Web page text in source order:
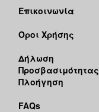
Επικοινωνία
Όροι Χρήσης
Δήλωση
Προσβασιμότητας
Πλοήγηση
FAQs